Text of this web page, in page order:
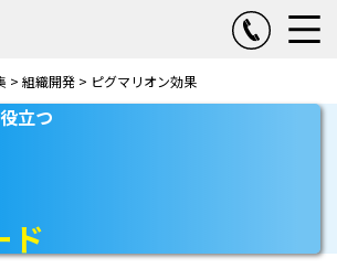
> 組織開発 > ピグマリオン効果
立つ
ド